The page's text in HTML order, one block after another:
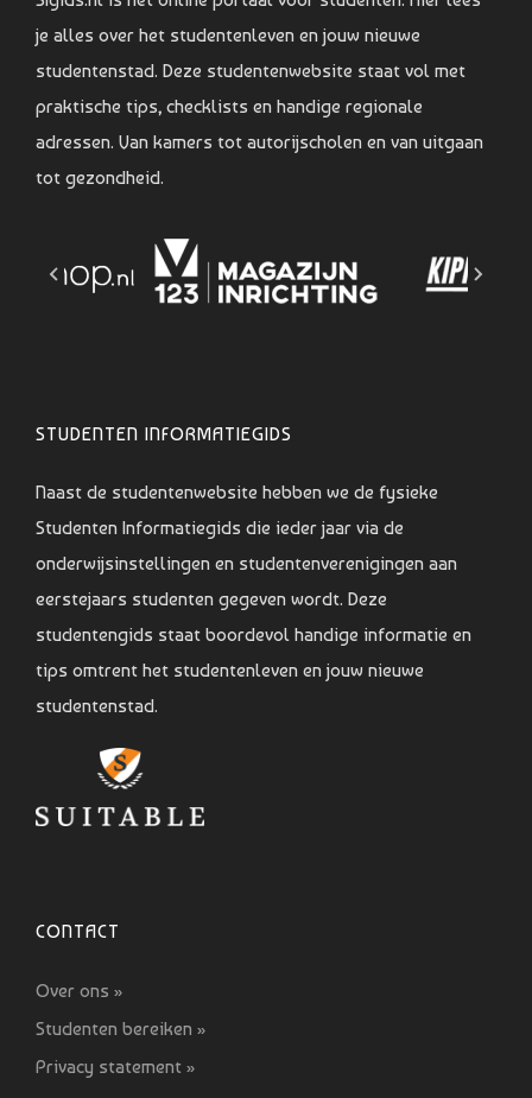
je alles over het studentenleven en jouw nieuwe
studentenstad. Deze studentenwebsite staat vol met
praktische tips, checklists en handige regionale
adressen. Van kamers tot autorijscholen en van uitgaan
tot gezondheid.
STUDENTEN INFORMATIEGIDS
Naast de studentenwebsite hebben we de fysieke
Studenten Informatiegids die ieder jaar via de
onderwijsinstellingen en studentenverenigingen aan
eerstejaars studenten gegeven wordt. Deze
studentengids staat boordevol handige informatie en
tips omtrent het studentenleven en jouw nieuwe
studentenstad.
CONTACT
Over ons »
Studenten bereiken »
Privacy statement »